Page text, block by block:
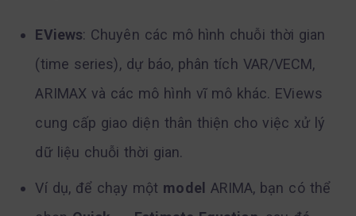
EViews: Chuyên các mô hình chuỗi thời gian
(time series), dự báo, phân tích VAR/VECM,
ARIMAX và các mô hình vĩ mô khác. EViews
cung cấp giao diện thân thiện cho việc xử lý
dữ liệu chuỗi thời gian.
Ví dụ, để chạy một model ARIMA, bạn có thể